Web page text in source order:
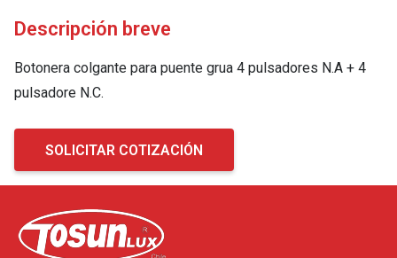
Descripción breve
Botonera colgante para puente grua 4 pulsadores N.A + 4
pulsadore N.C.
SOLICITAR COTIZACIÓN